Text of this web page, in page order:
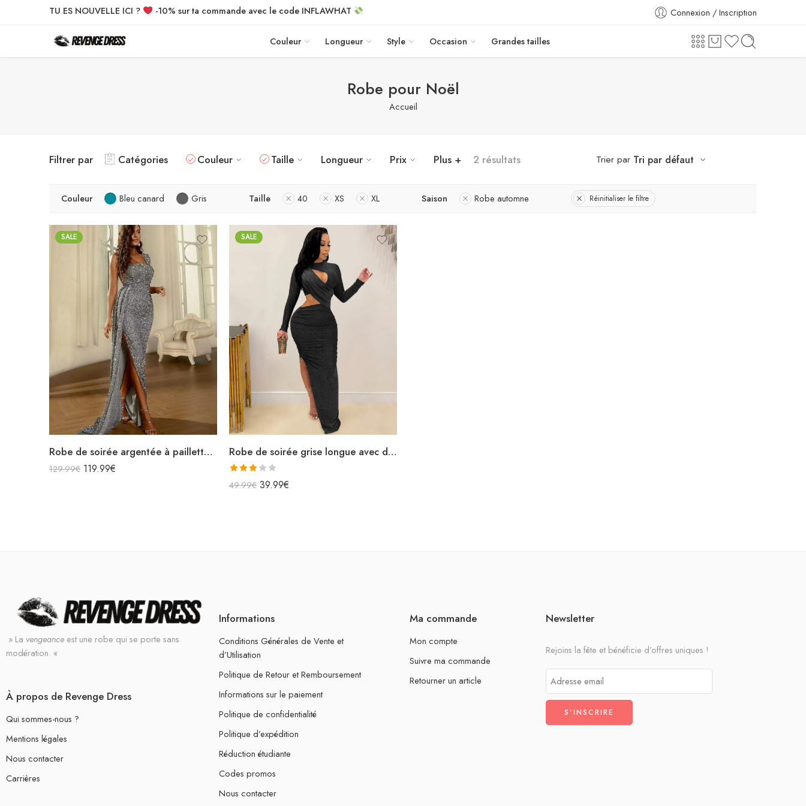
TU ES NOUVELLE ICI ? -10% sur ta commande avec le code INFLAWHAT Connexion / Inscription
Couleur Longueur Style Occasion Grandes tailles
Robe pour Noël
Accueil
Filtrer par Catégories Couleur Taille Longueur Prix Plus + 2 résultats Trier par Tri par défaut
Couleur Bleu canard Gris Taille 40 XS XL Saison Robe automne Réinitialiser le filtre
SALE
Robe de soirée argentée à paillettes asymétrique fendue avec traîne
129.99€ 119.99€
SALE
Robe de soirée grise longue avec découpes fendue paillettes
Note
49.99€ 39.99€
» La vengeance est une robe qui se porte sans
modération. «
À propos de Revenge Dress
Qui sommes-nous ?
Mentions légales
Nous contacter
Carrières
Informations
Conditions Générales de Vente et
d’Utilisation
Politique de Retour et Remboursement
Informations sur le paiement
Politique de confidentialité
Politique d’expédition
Réduction étudiante
Codes promos
Nous contacter
Ma commande
Mon compte
Suivre ma commande
Retourner un article
Newsletter
Rejoins la fête et bénéficie d’offres uniques !